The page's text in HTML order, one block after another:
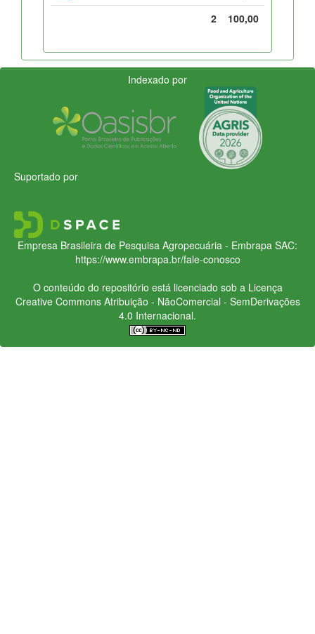
2
100,00
Indexado por
Suportado por
Empresa Brasileira de Pesquisa Agropecuária - Embrapa SAC:
https://www.embrapa.br/fale-conosco
O conteúdo do repositório está licenciado sob a Licença
Creative CommonsAtribuição - NãoComercial - SemDerivações
4.0 Internacional.